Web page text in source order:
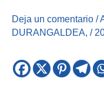
Deja un comentario /
DURANGALDEA, /